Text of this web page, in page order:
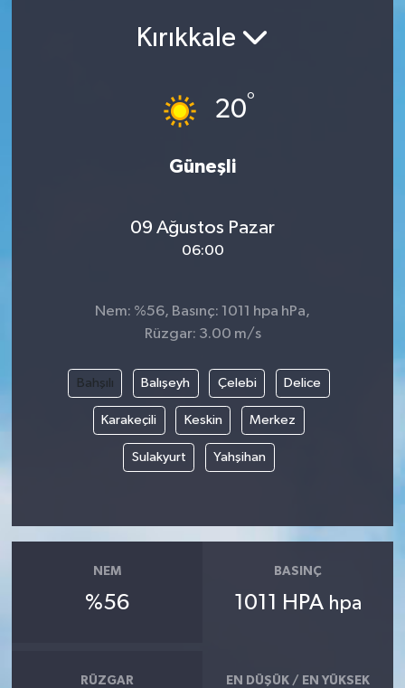
Kırıkkale
20°
Güneşli
09 Ağustos Pazar
06:00
Nem: %56, Basınç: 1011 hpa hPa,
Rüzgar: 3.00 m/s
Bahşılı Balışeyh Çelebi Delice
Karakeçili Keskin Merkez
Sulakyurt Yahşihan
NEM
%56
BASINÇ
1011 HPA hpa
RÜZGAR EN DÜŞÜK / EN YÜKSEK